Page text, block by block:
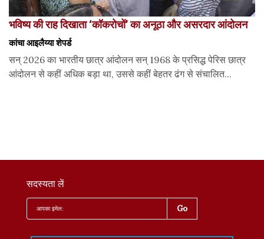
भविष्य की राह दिखाता ‘कॉकरोचों’ का अनूठा और असरदार आंदोलन
कांचा आइलैय्या शेपर्ड
सन् 2026 का भारतीय छात्र आंदोलन सन् 1968 के प्रसिद्ध पेरिस छात्र
आंदोलन से कहीं अधिक बड़ा था, उससे कहीं बेहतर ढंग से संचालित...
सदस्यता लें